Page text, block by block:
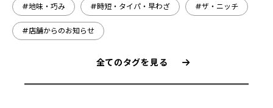
#地味・巧み #時短・タイパ・早わざ #ザ・ニッチ
#店舗からのお知らせ
全てのタグを見る